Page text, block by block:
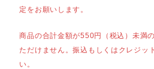
定をお願いします。
商品の合計金額が550円（税込）未満
ただけません。振込もしくはクレジッ
い。